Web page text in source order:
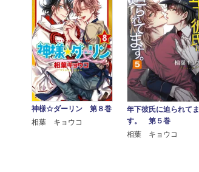
神様☆ダーリン 第８巻
相葉 キョウコ
年下彼氏に迫られてま
す。 第５巻
相葉 キョウコ